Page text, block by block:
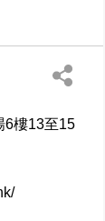
6樓13至15